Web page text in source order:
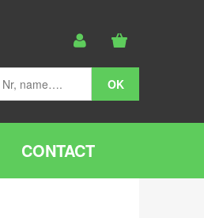
CONTACT